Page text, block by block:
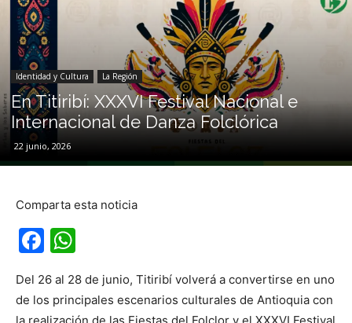
Identidad y Cultura La Región
En Titiribí: XXXVI Festival Nacional e
Internacional de Danza Folclórica
22 junio, 2026
Comparta esta noticia
Facebook
Del 26 al 28 de junio, Titiribí volverá a convertirse en uno
de los principales escenarios culturales de Antioquia con